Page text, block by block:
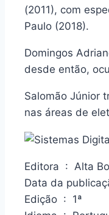
(2011), com
Paulo (2018).
Domingos
desde então,
Salomão Júnior
nas áreas de
Editora ‏ : ‎ Alta
Edição ‏ : ‎ 1ª